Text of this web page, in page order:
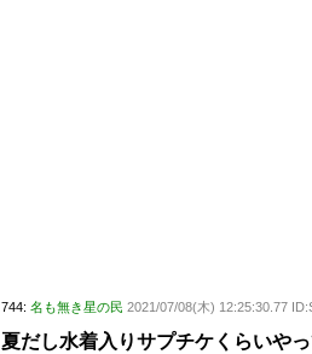
744: 名も無き星の民 2021/07/08(木) 12:25:30.77
夏だし水着入りサプチケくらいや